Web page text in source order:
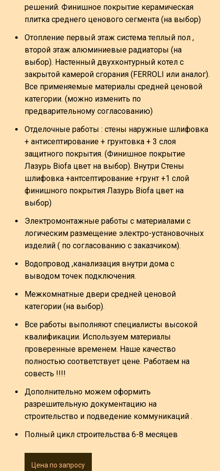
решений. Финишное покрытие керамическая
плитка среднего ценового сегмента (на выбор)
Отопление первый этаж система теплый пол ,
второй этаж алюминиевые радиаторы (на
выбор). Настенный двухконтурный котел с
закрытой камерой сгорания (FERROLI или аналог).
Все применяемые материалы средней ценовой
категории. (можно изменить по
предварительному согласованию)
Отделочные работы : стены наружные шлифовка
+ антисептирование + грунтовка + 3 слоя
защитного покрытия. (Финишное покрытие
Лазурь Biofa цвет на выбор). Внутри Стены
шлифовка +антсептирование +грунт +1 слой
финишного покрытия Лазурь Biofa цвет на
выбор)
Электромонтажные работы с материалами с
логическим размещение электро-установочных
изделий ( по согласованию с заказчиком).
Водопровод ,канализация внутри дома с
выводом точек подключения.
Межкомнатные двери средней ценовой
категории (на выбор).
Все работы выполняют специалисты высокой
квалификации. Используем материалы
проверенные временем. Наше качество
полностью соответствует цене. Работаем на
совесть !!!!
Дополнительно можем оформить
разрешительную документацию на
строительство и подведение коммуникаций .
Полный цикл строительства 6-8 месяцев
Цена по запросу